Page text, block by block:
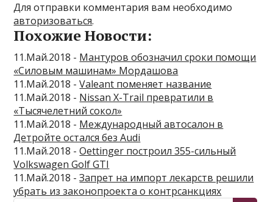
Для отправки комментария вам необходимо
авторизоваться.
Похожие Новости:
11.Май.2018 - Мантуров обозначил сроки помощи
«Силовым машинам» Мордашова
11.Май.2018 -Valeant поменяет название
11.Май.2018 - Nissan X-Trail превратили в
«Тысячелетний сокол»
11.Май.2018 - Международный автосалон в
Детройте остался без Audi
11.Май.2018 -Oettinger построил 355-сильный
Volkswagen Golf GTI
11.Май.2018 -Запрет на импорт лекарств решили
убрать из законопроекта о контрсанкциях